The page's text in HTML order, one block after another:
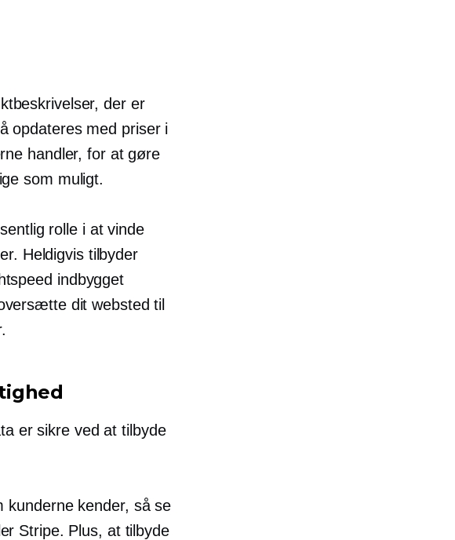
der er
opdateres med priser i
handler, for at gøre
som muligt.
rolle i at vinde
Heldigvis tilbyder
indbygget
dit websted til
er sikre ved at tilbyde
kunderne kender, så se
Stripe. Plus, at tilbyde